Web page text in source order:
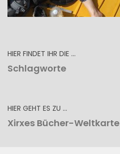
HIER FINDET IHR DIE …
Schlagworte
HIER GEHT ES ZU …
Xirxes Bücher-Weltkarte